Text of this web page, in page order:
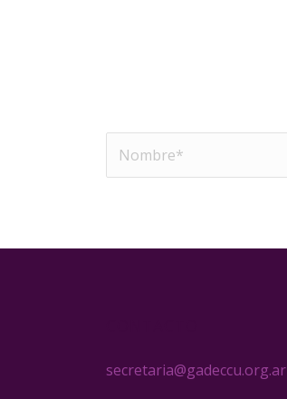
secretaria@gadeccu.org.ar